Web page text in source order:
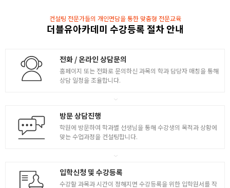
- 카트기능 구현하기
- Localstorage
컨설팅 전문가들의 개인면담을 통한 맞춤형 전문교육
더블유아카데미 수강등록 절차 안내
전화 / 온라인 상담문의
홈페이지 또는 전화로 문의하신 과목의 학과 담당자 매칭을 통해
상담 일정을 조율합니다.
방문 상담진행
학원에 방문하여 학과별 선생님을 통해 수강생의 목적과 상황에
맞는 수업과정을 컨설팅합니다.
입학신청 및 수강등록
수강할 과목과 시간이 정해지면 수강등록을 위한 입학원서를 작